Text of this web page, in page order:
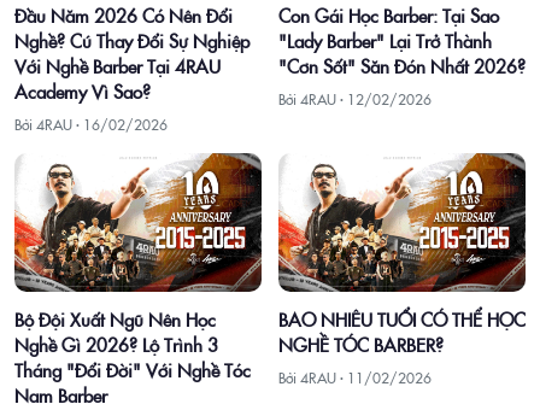
Đầu Năm 2026 Có Nên Đổi
Nghề? Cú Thay Đổi Sự Nghiệp
Với Nghề Barber Tại 4RAU
Academy Vì Sao?
Bởi 4RAU · 16/02/2026
Con Gái Học Barber: Tại Sao
"Lady Barber" Lại Trở Thành
"Cơn Sốt" Săn Đón Nhất 2026?
Bởi 4RAU · 12/02/2026
Bộ Đội Xuất Ngũ Nên Học
Nghề Gì 2026? Lộ Trình 3
Tháng "Đổi Đời" Với Nghề Tóc
Nam Barber
BAO NHIÊU TUỔI CÓ THỂ HỌC
NGHỀ TÓC BARBER?
Bởi 4RAU · 11/02/2026